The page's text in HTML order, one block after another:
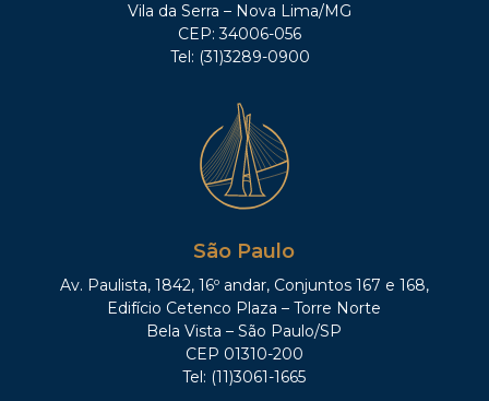
Vila da Serra – Nova Lima/MG
CEP: 34006-056
Tel: (31)3289-0900
São Paulo
Av. Paulista, 1842, 16º andar, Conjuntos 167 e 168,
Edifício Cetenco Plaza – Torre Norte
Bela Vista – São Paulo/SP
CEP 01310-200
Tel: (11)3061-1665